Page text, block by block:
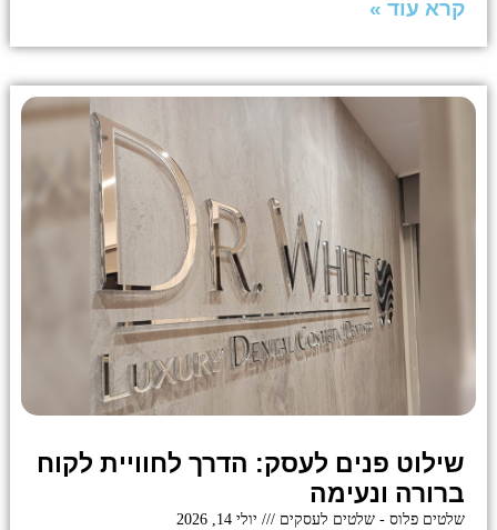
קרא עוד »
שילוט פנים לעסק: הדרך לחוויית לקוח
ברורה ונעימה
שלטים פלוס - שלטים לעסקים יולי 14, 2026